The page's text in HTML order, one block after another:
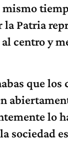
mismo
la Patria
centro y
que los
lo
sociedad